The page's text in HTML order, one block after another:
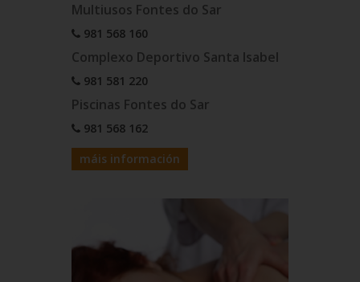
Multiusos Fontes do Sar
981 568 160
Complexo Deportivo Santa Isabel
981 581 220
Piscinas Fontes do Sar
981 568 162
máis información